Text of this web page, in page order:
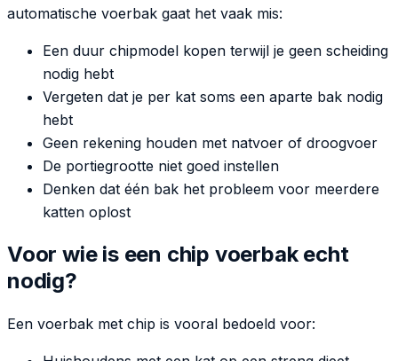
automatische voerbak gaat het vaak mis:
Een duur chipmodel kopen terwijl je geen scheiding
nodig hebt
Vergeten dat je per kat soms een aparte bak nodig
hebt
Geen rekening houden met natvoer of droogvoer
De portiegrootte niet goed instellen
Denken dat één bak het probleem voor meerdere
katten oplost
Voor wie is een chip voerbak echt
nodig?
Een voerbak met chip is vooral bedoeld voor: